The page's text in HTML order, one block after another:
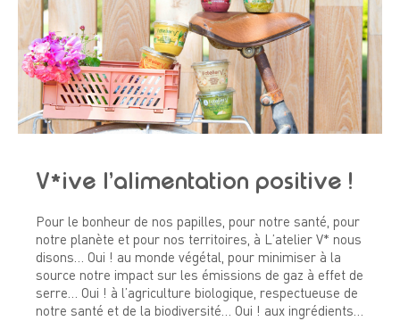
V*ive l’alimentation positive !
Pour le bonheur de nos papilles, pour notre santé, pour
notre planète et pour nos territoires, à L’atelier V* nous
disons… Oui ! au monde végétal, pour minimiser à la
source notre impact sur les émissions de gaz à effet de
serre… Oui ! à l’agriculture biologique, respectueuse de
notre santé et de la biodiversité… Oui ! aux ingrédients…